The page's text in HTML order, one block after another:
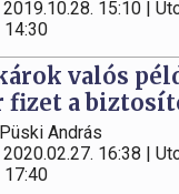
15:10 |
14:30
valós
fizet a
András
16:38 |
17:40